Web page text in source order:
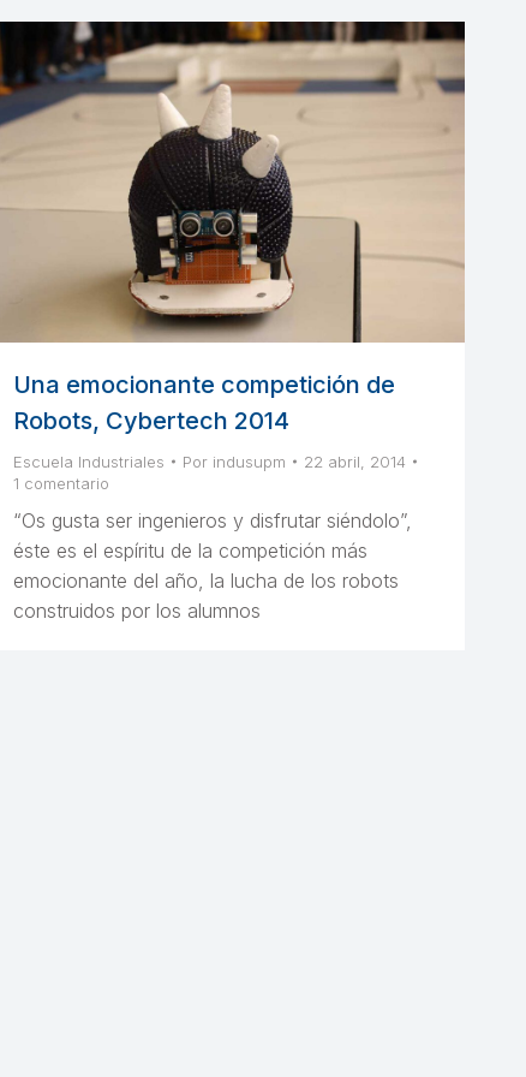
Una emocionante competición de
Robots, Cybertech 2014
Escuela Industriales Por indusupm
22 abril, 2014
1 comentario
“Os gusta ser ingenieros y disfrutar siéndolo”,
éste es el espíritu de la competición más
emocionante del año, la lucha de los robots
construidos por los alumnos